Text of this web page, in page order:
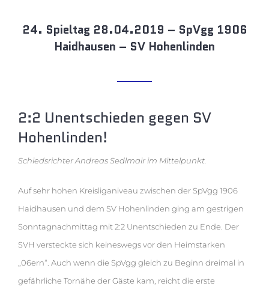
24. Spieltag 28.04.2019 – SpVgg 1906
Haidhausen – SV Hohenlinden
2:2 Unentschieden gegen SV
Hohenlinden!
Schiedsrichter Andreas Sedlmair im Mittelpunkt.
Auf sehr hohen Kreisliganiveau zwischen der SpVgg 1906
Haidhausen und dem SV Hohenlinden ging am gestrigen
Sonntagnachmittag mit 2:2 Unentschieden zu Ende. Der
SVH versteckte sich keineswegs vor den Heimstarken
„06ern“. Auch wenn die SpVgg gleich zu Beginn dreimal in
gefährliche Tornähe der Gäste kam, reicht die erste